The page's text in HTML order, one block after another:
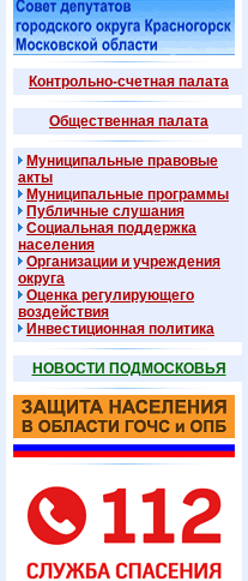
Контрольно-счетная палата
Общественная палата
Муниципальные правовые
акты
Муниципальные программы
Публичные слушания
Социальная поддержка
населения
Организации и учреждения
округа
Оценка регулирующего
воздействия
Инвестиционная политика
НОВОСТИ ПОДМОСКОВЬЯ